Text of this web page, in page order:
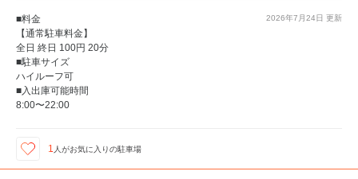
2026年7月24日 更新
■料金
【通常駐車料金】
全日 終日 100円 20分
■駐車サイズ
ハイルーフ可
■入出庫可能時間
8:00〜22:00
1 人がお気に入りの駐車場